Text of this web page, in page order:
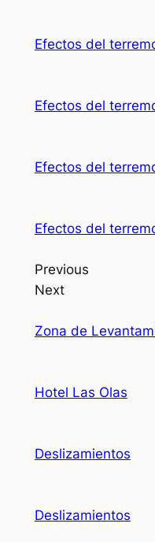
Efectos del
Efectos del
Efectos del
Efectos del
Previous
Next
Zona de
Hotel Las Olas
Deslizamientos
Deslizamientos